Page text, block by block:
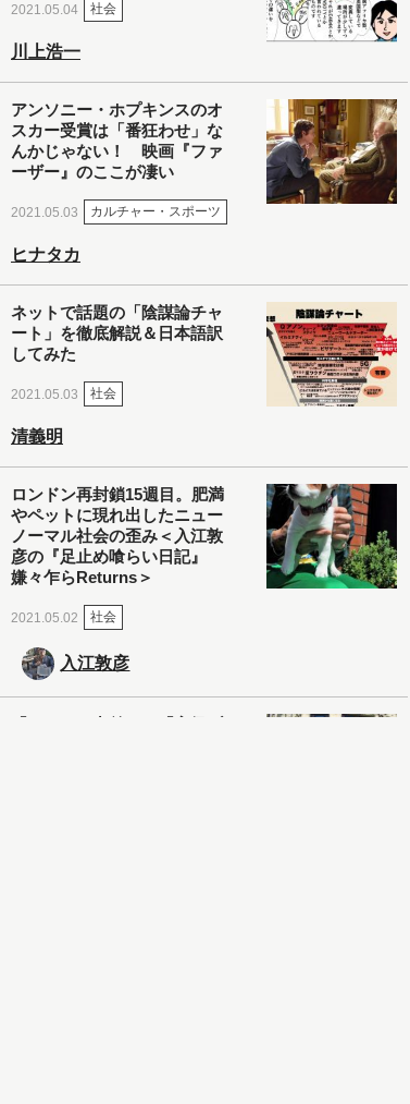
2021.05.04 社会
川上浩一
アンソニー・ホプキンスのオ
スカー受賞は「番狂わせ」な
んかじゃない！ 映画『ファ
ーザー』のここが凄い
2021.05.03 カルチャー・スポーツ
ヒナタカ
ネットで話題の「陰謀論チャ
ート」を徹底解説＆日本語訳
してみた
2021.05.03 社会
清義明
ロンドン再封鎖15週目。肥満
やペットに現れ出したニュー
ノーマル社会の歪み＜入江敦
彦の『足止め喰らい日記』
嫌々乍らReturns＞
2021.05.02 社会
入江敦彦